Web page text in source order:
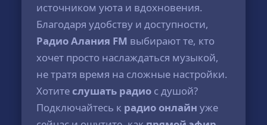
источником уюта и вдохновения.
Благодаря удобству и доступности,
Радио Алания FM выбирают те, кто
хочет просто наслаждаться музыкой,
не тратя время на сложные настройки.
Хотите слушать радио с душой?
Подключайтесь к радио онлайн уже